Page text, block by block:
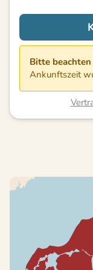
Bitte beachten
Ankunftszeit